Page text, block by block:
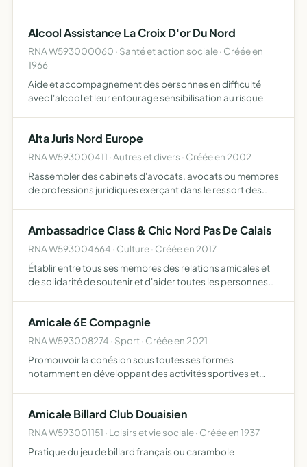
Alcool Assistance La Croix D'or Du Nord
RNA W593000060 · Santé et action sociale · Créée en
1966
Aide et accompagnement des personnes en difficulté
avec l'alcool et leur entourage sensibilisation au risque
Alta Juris Nord Europe
RNA W593000411 · Autres et divers · Créée en 2002
Rassembler des cabinets d'avocats, avocats ou membres
de professions juridiques exerçant dans le ressort des
afin d…
Ambassadrice Class & Chic Nord Pas De Calais
RNA W593004664 · Culture · Créée en 2017
Établir entre tous ses membres des relations amicales et
de solidarité de soutenir et d'aider toutes les personnes
Amicale 6E Compagnie
RNA W593008274 · Sport · Créée en 2021
Promouvoir la cohésion sous toutes ses formes
notamment en développant des activités sportives et
Amicale Billard Club Douaisien
RNA W593001151 · Loisirs et vie sociale · Créée en 1937
Pratique du jeu de billard français ou carambole